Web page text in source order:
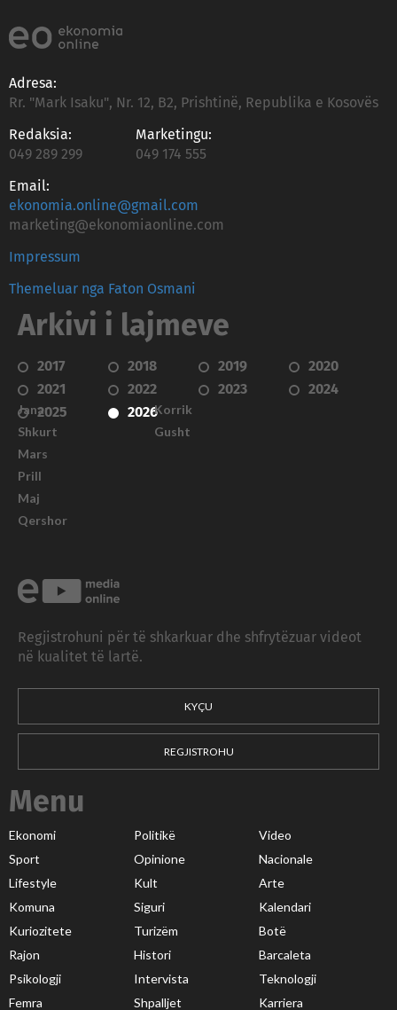
Adresa:
Rr. "Mark Isaku", Nr. 12, B2, Prishtinë, Republika e Kosovës
Redaksia:
049 289 299
Marketingu:
049 174 555
Email:
ekonomia.online@gmail.com
marketing@ekonomiaonline.com
Impressum
Themeluar nga Faton Osmani
Arkivi i lajmeve
2017 2018 2019
2020
2021
2022 2023
2024
2025
2026
Janar
Shkurt
Mars
Prill
Maj
Qershor
Korrik
Gusht
Regjistrohuni për të shkarkuar dhe shfrytëzuar videot
në kualitet të lartë.
KYÇU
REGJISTROHU
Menu
Ekonomi Politikë
Video
Sport
Opinione
Nacionale
Lifestyle
Kult
Arte
Komuna
Siguri
Kalendari
Kuriozitete
Turizëm
Botë
Rajon
Histori
Barcaleta
Psikologji
Intervista
Teknologji
Femra
Shpalljet Karriera